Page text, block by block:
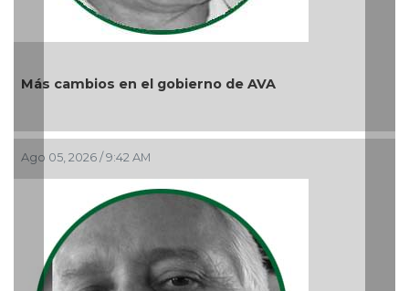
Más cambios en el gobierno de AVA
Ago 05, 2026 / 9:42 AM